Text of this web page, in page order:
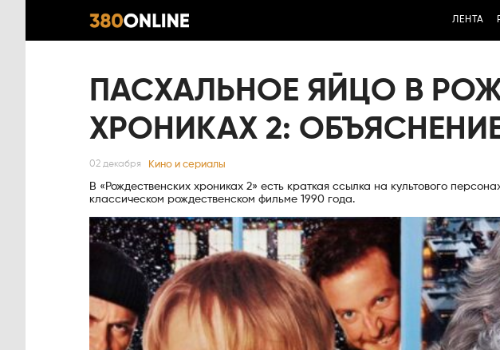
ЛЕНТА
ПАСХАЛЬНОЕ ЯЙЦО В
ХРОНИКАХ 2:
02 декабря Кино и сериалы
В «Рождественских хрониках 2» есть краткая ссылка на культового
классическом рождественском фильме 1990 года.